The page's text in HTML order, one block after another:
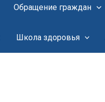
Обращение граждан
Школа здоровья